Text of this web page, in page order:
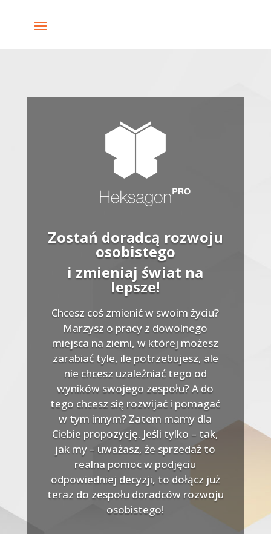
Zostań doradcą rozwoju
osobistego
i zmieniaj świat na
lepsze!
Chcesz coś zmienić w swoim życiu?
Marzysz o pracy z dowolnego
miejsca na ziemi, w której możesz
zarabiać tyle, ile potrzebujesz, ale
nie chcesz uzależniać tego od
wyników swojego zespołu? A do
tego chcesz się rozwijać i pomagać
w tym innym? Zatem mamy dla
Ciebie propozycję. Jeśli tylko – tak,
jak my – uważasz, że sprzedaż to
realna pomoc w podjęciu
odpowiedniej decyzji, to dołącz już
teraz do zespołu doradców rozwoju
osobistego!